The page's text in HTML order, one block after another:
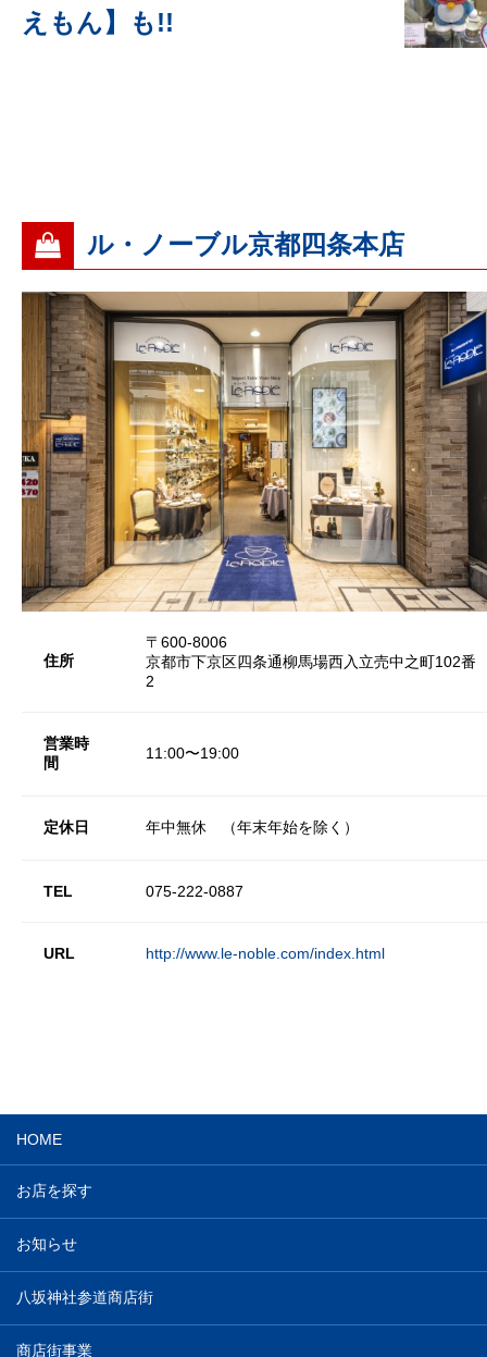
えもん】も!!
ル・ノーブル京都四条本店
住所
〒600-8006
京都市下京区四条通柳馬場西入立売中之町102番
2
営業時
間
11:00〜19:00
定休日 年中無休 （年末年始を除く）
TEL 075-222-0887
URL http://www.le-noble.com/index.html
HOME
お店を探す
お知らせ
八坂神社参道商店街
商店街事業